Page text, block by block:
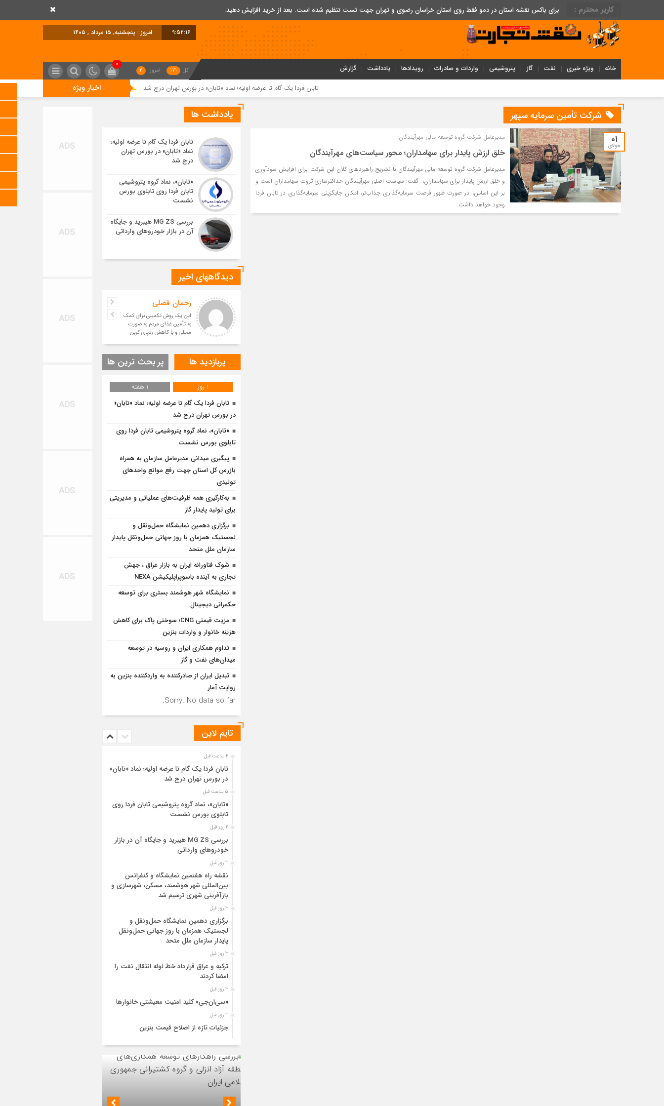
کاربر محترم : برای باکس نقشه استان در دمو فقط روی استان خراسان رضوی و تهران جهت تست تنظیم شده است. بعد از خرید افزایش دهید.
9:52:17 امروز : پنجشنبه, ۱۵ مرداد , ۱۴۰۵
خانه ویژه خبری نفت گاز پتروشیمی واردات و صادرات رویدادها یادداشت گزارش کل 171 امروز 2
0
اخبار ویژه تابان فردا یک گام تا عرضه اولیه؛ نماد «تابان» در بورس تهران درج شد «تابان»، نماد گروه پتروشیمی تابان فردا روی تابلوی بورس
شرکت تأمین سرمایه سپهر
01
جولای
مدیرعامل شرکت گروه توسعه مالی مهرآیندگان:
خلق ارزش پایدار برای سهامداران؛ محور سیاست‌های مهرآیندگان
مدیرعامل شرکت گروه توسعه مالی مهرآیندگان با تشریح راهبردهای کلان این شرکت برای افزایش سودآوری
و خلق ارزش پایدار برای سهامداران، گفت: سیاست اصلی مهرآیندگان حداکثرسازی ثروت سهامداران است و
بر این اساس، در صورت ظهور فرصت سرمایه‌گذاری جذاب‌تر، امکان جایگزینی سرمایه‌گذاری در تابان فردا
وجود خواهد داشت.
یادداشت ها
تابان فردا یک گام تا عرضه اولیه؛
نماد «تابان» در بورس تهران
درج شد
«تابان»، نماد گروه پتروشیمی
تابان فردا روی تابلوی بورس
نشست
بررسی MG ZS هیبرید و جایگاه
آن در بازار خودروهای وارداتی
دیدگاههای اخیر
رحمان فضلی
این یک روش تکمیلی برای کمک
به تأمین غذای مردم به صورت
محلی و با کاهش ردپای کربن
پربازدید ها پر بحث ترین ها
1 روز
1 هفته
تابان فردا یک گام تا عرضه اولیه؛ نماد «تابان»
در بورس تهران درج شد
«تابان»، نماد گروه پتروشیمی تابان فردا روی
تابلوی بورس نشست
پیگیری میدانی مدیرعامل سازمان به همراه
بازرس كل استان جهت رفع موانع واحدهای
تولیدی
به‌کارگیری همه ظرفیت‌های عملیاتی و مدیریتی
برای تولید پایدار گاز
برگزاری دهمین نمایشگاه حمل‌ونقل و
لجستیک همزمان با روز جهانی حمل‌ونقل پایدار
سازمان ملل متحد
شوک فناورانه ایران به بازار عراق ، جهش
تجاری به آینده باسوپراپلیکیشن NEXA
نمایشگاه شهر هوشمند بستری برای توسعه
حکمرانی دیجیتال
مزیت قیمتی CNG؛ سوختی پاک برای کاهش
هزینه خانوار و واردات بنزین
تداوم همکاری ایران و روسیه در توسعه
میدان‌های نفت و گاز
تبدیل ایران از صادرکننده به واردکننده بنزین به
روایت آمار
Sorry. No data so far.
تایم لاین
4 ساعت قبل
تابان فردا یک گام تا عرضه اولیه؛ نماد «تابان»
در بورس تهران درج شد
5 ساعت قبل
«تابان»، نماد گروه پتروشیمی تابان فردا روی
تابلوی بورس نشست
2 روز قبل
بررسی MG ZS هیبرید و جایگاه آن در بازار
خودروهای وارداتی
3 روز قبل
نقشه راه هفتمین نمایشگاه و کنفرانس
بین‌المللی شهر هوشمند، مسکن، شهرسازی و
بازآفرینی شهری ترسیم شد
3 روز قبل
برگزاری دهمین نمایشگاه حمل‌ونقل و
لجستیک همزمان با روز جهانی حمل‌ونقل
پایدار سازمان ملل متحد
3 روز قبل
ترکیه و عراق قرارداد خط لوله انتقال نفت را
امضا کردند
3 روز قبل
«سی‌ان‌جی» کلید امنیت معیشتی خانوارها
3 روز قبل
جزئیات تازه از اصلاح قیمت بنزین
تولید نفت اعضای اوپک پلاس روی کاغذ
افزایش یافت
آغاز اجرای طرح تخصیص یارانه سوخت از
طریق کارت‌های بانکی